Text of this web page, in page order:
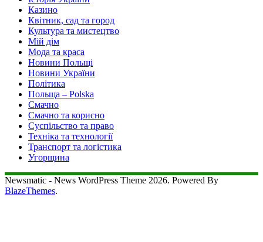
Казино
Квітник, сад та город
Культура та мистецтво
Мій дім
Мода та краса
Новини Польщі
Новини України
Політика
Польща – Polska
Смачно
Смачно та корисно
Суспільство та право
Техніка та технології
Транспорт та логістика
Угорщина
Newsmatic - News WordPress Theme 2026. Powered By
BlazeThemes.